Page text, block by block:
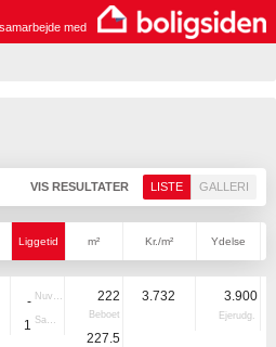
med
VIS RESULTATER LISTE GALLERI
Liggetid m² Kr./m² Ydelse
- Nuvær.
1 Samlet
222
Beboet
227.5
3.732 3.900
Ejerudg.